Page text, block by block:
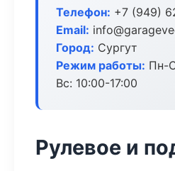
Телефон: +7 (949)
Email:
Город: Сургут
Режим работы: Пн-
Вс: 10:00-17:00
Рулевое и